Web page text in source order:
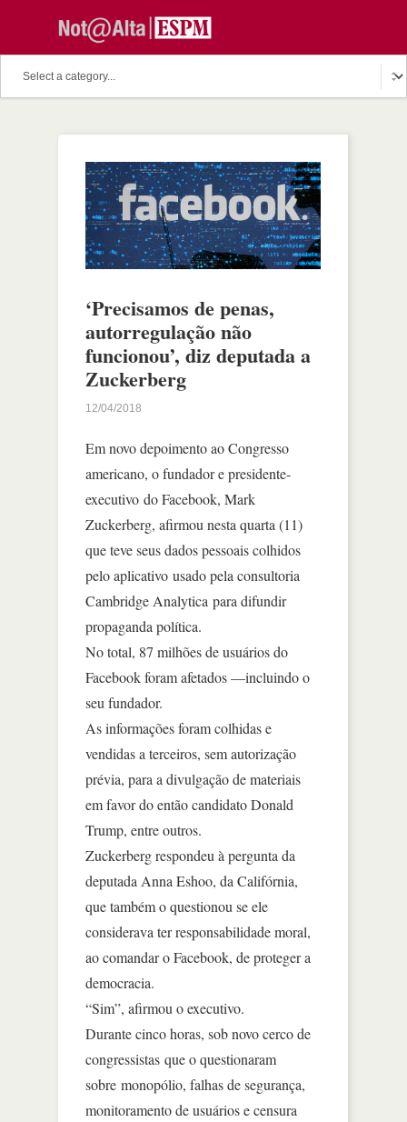
‘Precisamos de penas,
autorregulação não
funcionou’, diz deputada a
Zuckerberg
12/04/2018
Em novo depoimento ao Congresso
americano, o fundador e presidente-
executivo do Facebook, Mark
Zuckerberg, afirmou nesta quarta (11)
que teve seus dados pessoais colhidos
pelo aplicativo usado pela consultoria
Cambridge Analytica para difundir
propaganda política.
No total, 87 milhões de usuários do
Facebook foram afetados —incluindo o
seu fundador.
As informações foram colhidas e
vendidas a terceiros, sem autorização
prévia, para a divulgação de materiais
em favor do então candidato Donald
Trump, entre outros.
Zuckerberg respondeu à pergunta da
deputada Anna Eshoo, da Califórnia,
que também o questionou se ele
considerava ter responsabilidade moral,
ao comandar o Facebook, de proteger a
democracia.
“Sim”, afirmou o executivo.
Durante cinco horas, sob novo cerco de
congressistas que o questionaram
sobre monopólio, falhas de segurança,
monitoramento de usuários e censura